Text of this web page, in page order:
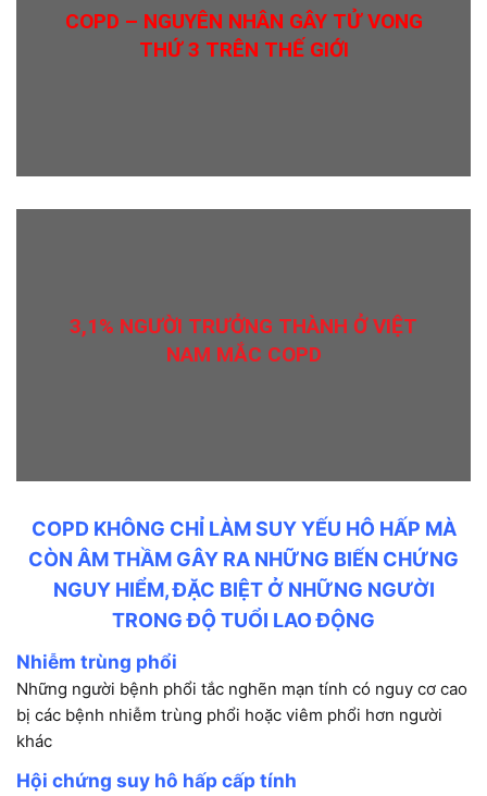
COPD – NGUYÊN NHÂN GÂY TỬ VONG
THỨ 3 TRÊN THẾ GIỚI
3,1% NGƯỜI TRƯỞNG THÀNH Ở VIỆT
NAM MẮC COPD
COPD KHÔNG CHỈ LÀM SUY YẾU HÔ HẤP MÀ
CÒN ÂM THẦM GÂY RA NHỮNG BIẾN CHỨNG
NGUY HIỂM, ĐẶC BIỆT Ở NHỮNG NGƯỜI
TRONG ĐỘ TUỔI LAO ĐỘNG
Nhiễm trùng phổi
Những người bệnh phổi tắc nghẽn mạn tính có nguy cơ cao
bị các bệnh nhiễm trùng phổi hoặc viêm phổi hơn người
khác
Hội chứng suy hô hấp cấp tính